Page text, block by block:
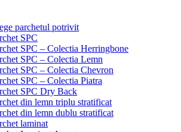
parchetul potrivit
SPC
SPC – Colectia Herringbone
SPC – Colectia Lemn
SPC – Colectia Chevron
SPC – Colectia Piatra
SPC Dry Back
din lemn triplu stratificat
din lemn dublu stratificat
laminat